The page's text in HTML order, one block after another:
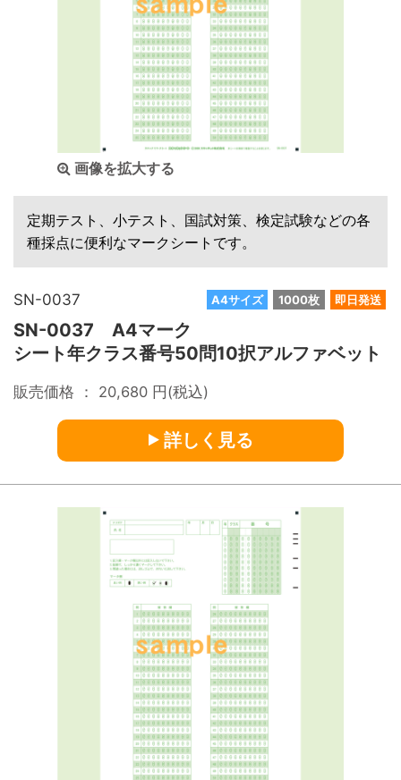
画像を拡大する
定期テスト、小テスト、国試対策、検定試験などの各
種採点に便利なマークシートです。
A4サイズ 1000枚 即日発送
SN-0037
SN-0037 A4マーク
シート年クラス番号50問10択アルファベット
販売価格 ： 20,680 円(税込)
詳しく見る